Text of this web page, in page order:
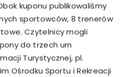
kuponu publikowaliśmy
sportowców, 8 trenerów
Czytelnicy mogli
do trzech urn
Turystycznej, pl.
Ośrodku Sportu i Rekreacji